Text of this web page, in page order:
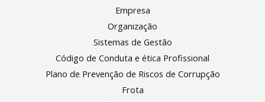
Empresa
Organização
Sistemas de Gestão
Código de Conduta e ética Profissional
Plano de Prevenção de Riscos de Corrupção
Frota